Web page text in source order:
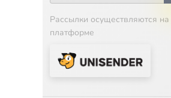
Рассылки осуществляются на
платформе